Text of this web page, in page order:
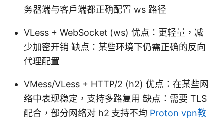
务器端与客户端都正确配置 ws 路径
VLess + WebSocket (ws) 优点：更轻量，减
少加密开销 缺点：某些环境下仍需正确的反向
代理配置
VMess/VLess + HTTP/2 (h2) 优点：在某些网
络中表现稳定，支持多路复用 缺点：需要 TLS
配合，部分网络对 h2 支持不均 Proton vpn教